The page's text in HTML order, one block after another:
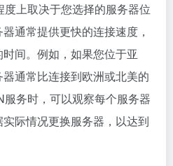
上取决于您选择的服务器位
通常提供更快的连接速度，
间。例如，如果您位于亚
通常比连接到欧洲或北美的
务时，可以观察每个服务器
际情况更换服务器，以达到